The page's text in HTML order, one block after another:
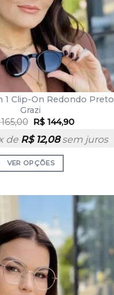
1 Clip-On Redondo Preto
Grazi
R$144,90
de R$12,08sem juros
VER OPÇÕES